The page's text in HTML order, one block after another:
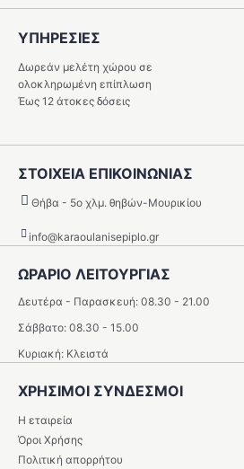
ΩΡΑΡΙΟ ΛΕΙΤΟΥΡΓΊΑΣ
Δευτέρα - Παρασκευή: 08.30 - 21.00
Σάββατο: 08.30 - 15.00
Κυριακή: Κλειστά
ΧΡΗΣΙΜΟΙ ΣΥΝΔΕΣΜΟΙ
Η εταιρεία
Όροι Χρήσης
Πολιτική απορρήτου
ΥΠΗΡΕΣIΕΣ
Δωρεάν μελέτη χώρου σε
ολοκληρωμένη επίπλωση
Έως 12 άτοκες δόσεις
ΣΤΟΙΧΕΙΑ ΕΠΙΚΟΙΝΩΝΙΑΣ
Θήβα - 5o χλμ. θηβών-Μουρικίου
info@karaoulanisepiplo.gr